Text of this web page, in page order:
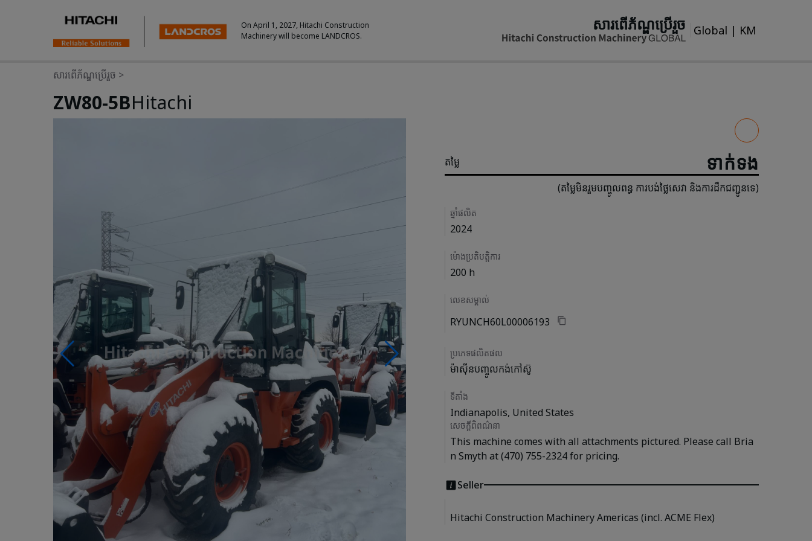
On April 1, 2027, Hitachi Construction
Machinery will become LANDCROS.
សារពើភ័ណ្ឌប្រើរួច Global | KM
សារពើភ័ណ្ឌប្រើរួច >
ZW80-5BHitachi
តម្លៃ ទាក់ទង
(តម្លៃមិនរួមបញ្ចូលពន្ធ ការបង់ថ្លៃសេវា និងការដឹកជញ្ជូនទេ)
Details
ឆ្នាំផលិត
2024
ម៉ោងប្រតិបត្តិការ
200 h
លេខសម្គាល់
RYUNCH60L00006193
ប្រភេទផលិតផល
ម៉ាស៊ីនបញ្ចូលកង់កៅស៊ូ
ទីតាំង
Indianapolis, United States
សេចក្តីពិពណ៌នា
This machine comes with all attachments pictured. Please call Bria
n Smyth at (470) 755-2324 for pricing.
Seller
Hitachi Construction Machinery Americas (incl. ACME Flex)